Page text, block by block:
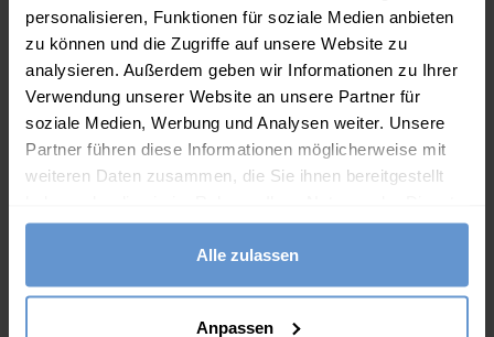
personalisieren, Funktionen für soziale Medien anbieten
zu können und die Zugriffe auf unsere Website zu
analysieren. Außerdem geben wir Informationen zu Ihrer
Verwendung unserer Website an unsere Partner für
soziale Medien, Werbung und Analysen weiter. Unsere
Partner führen diese Informationen möglicherweise mit
weiteren Daten zusammen, die Sie ihnen bereitgestellt
gesammelt haben.
Alle zulassen
Anpassen